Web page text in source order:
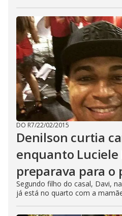
DO R7/22/02/2015
Denilson curtia
enquanto Luciele
preparava para o
Segundo filho do casal, Davi,
já está no quarto com a